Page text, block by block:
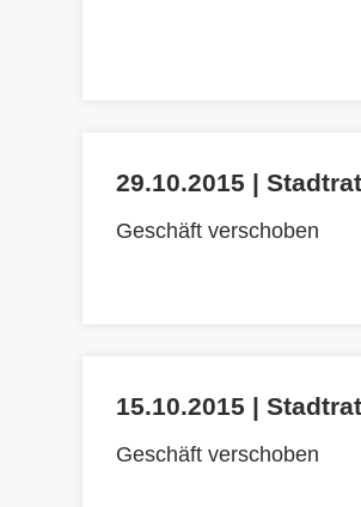
29.10.2015 | Stadtrat
Geschäft verschoben
15.10.2015 | Stadtrat
Geschäft verschoben